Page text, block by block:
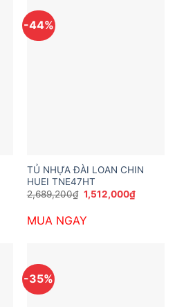
-44%
TỦ NHỰA ĐÀI LOAN CHIN
HUEI TNE47HT
2,689,200₫ Giá
gốc
2,689,200₫.
1,512,000₫Giá
hiện
MUA NGAY
-35%